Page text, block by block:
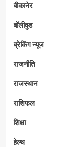
बीकानेर
बॉलीवुड
ब्रेकिंग न्यूज
राजनीति
राजस्थान
राशिफल
शिक्षा
हेल्थ